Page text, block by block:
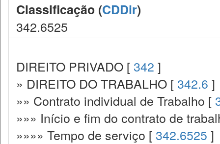
Classificação (CDDir)
342.6525
DIREITO PRIVADO [ 342 ]
» DIREITO DO TRABALHO [ 342.6 ]
»» Contrato individual de Trabalho [
»»» Início e fim do contrato de
»»»» Tempo de serviço [ 342.6525 ]